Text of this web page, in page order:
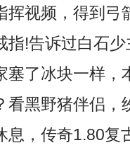
视频，得到弓
指!告诉过白石
塞了冰块一样，
看黑野猪伴侣，
息，传奇1.80复